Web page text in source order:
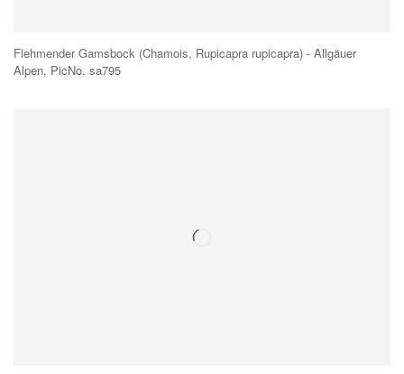
Flehmender Gamsbock (Chamois, Rupicapra rupicapra) - Allgäuer
Alpen, PicNo. sa795